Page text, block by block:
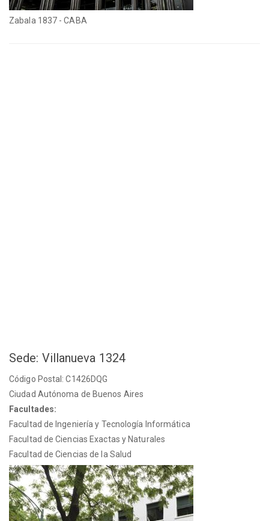
Zabala 1837 - CABA
Sede: Villanueva 1324
Código Postal: C1426DQG
Ciudad Autónoma de Buenos Aires
Facultades:
Facultad de Ingeniería y Tecnología Informática
Facultad de Ciencias Exactas y Naturales
Facultad de Ciencias de la Salud